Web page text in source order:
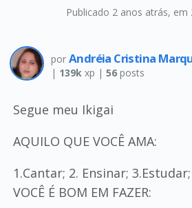
Publicado 2 anos atrás, em
por Andréia Cristina
| 139kxp | 56posts
Segue meu Ikigai
AQUILO QUE VOCÊ AMA:
1.Cantar; 2. Ensinar;
VOCÊ É BOM EM FAZER: